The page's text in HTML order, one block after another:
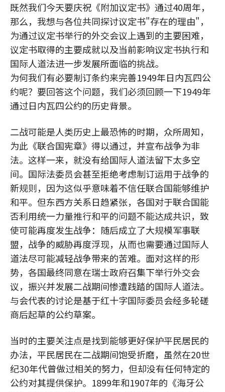
既然我们今天要庆祝《附加议定书》通过40周年，
那么，我想与各位共同探讨议定书"存在的理由"，
为通过议定书举行的外交会议上遇到的主要困难，
议定书取得的主要成就以及当前影响议定书执行和
国际人道法进一步发展所面临的挑战。
为何我们有必要制订条约来完善1949年日内瓦四公
约呢？要回答这个问题，我们必须回顾一下1949年
通过日内瓦四公约的历史背景。
二战可能是人类历史上最恐怖的时期，众所周知，
为此《联合国宪章》得以通过，并宣布战争为非
法。这样一来，就没有给国际人道法留下太多空
间。国际法委员会甚至拒绝考虑制订运用于战争的
新规则，因为这似乎意味着不信任联合国能够维护
和平。但东西方关系日趋紧张，各国对于联合国能
否利用统一力量推行和平的问题不能达成共识，致
使可能再度发生战争：随后成立了大规模军事联
盟，战争的威胁再度浮现，从而也需要通过国际人
道法尽可能减轻战争带来的苦难。面对这样的形
势，各国最终同意在瑞士政府召集下举行外交会
议，振兴并发展二战期间惨遭践踏的国际人道法。
与会代表的讨论是基于红十字国际委员会经多轮磋
商后起草的公约草案。
当时的主要关注点是找到能够更好保护平民居民的
办法，平民居民在二战期间饱受折磨，虽然在20世
纪30年代曾做过相关的努力，但却没有任何特定的
公约对其提供保护。1899年和1907年的《海牙公